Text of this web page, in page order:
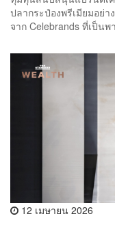
ปลากระป๋องพรีเมียมอย่
จาก Celebrands ที่เป็น
12 เมษายน 2026